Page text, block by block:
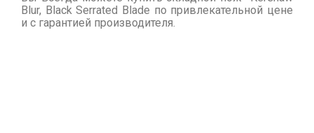
Blur, Black Serrated Blade по привлекательной цене
и с гарантией производителя.